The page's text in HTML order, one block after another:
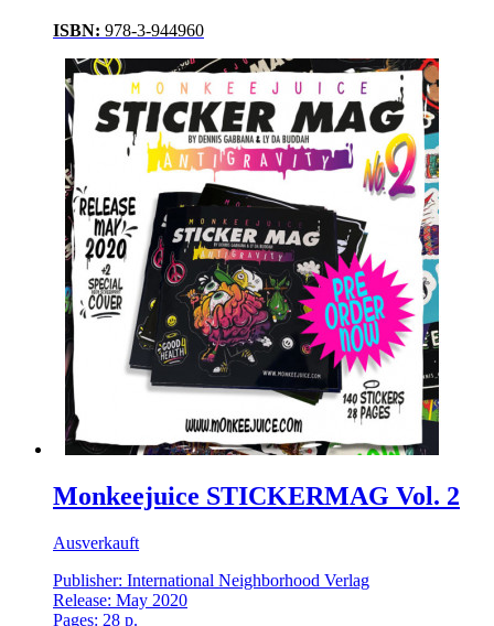
ISBN: 978-3-944960
Monkeejuice STICKERMAG Vol. 2
Ausverkauft
Publisher: International Neighborhood Verlag
Release: May 2020
Pages: 28 p.